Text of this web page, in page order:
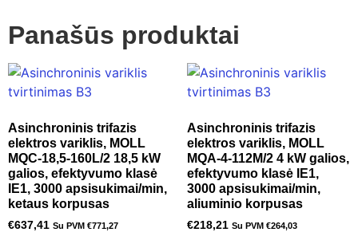
Panašūs produktai
Asinchroninis trifazis
elektros variklis, MOLL
MQC-18,5-160L/2 18,5 kW
galios, efektyvumo klasė
IE1, 3000 apsisukimai/min,
ketaus korpusas
€637,41 Su PVM €771,27
Asinchroninis trifazis
elektros variklis, MOLL
MQA-4-112M/2 4 kW galios,
efektyvumo klasė IE1,
3000 apsisukimai/min,
aliuminio korpusas
€218,21 Su PVM €264,03